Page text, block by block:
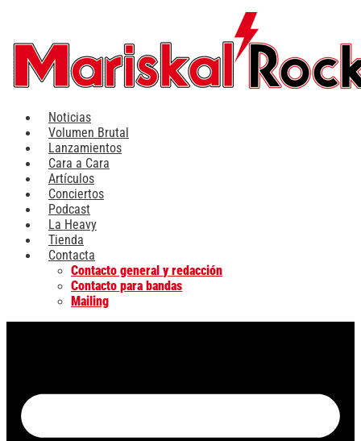
contenido
Noticias
Volumen Brutal
Lanzamientos
Cara a Cara
Artículos
Conciertos
Podcast
La Heavy
Tienda
Contacta
Contacto general y redacción
Contacto para bandas
Mailing